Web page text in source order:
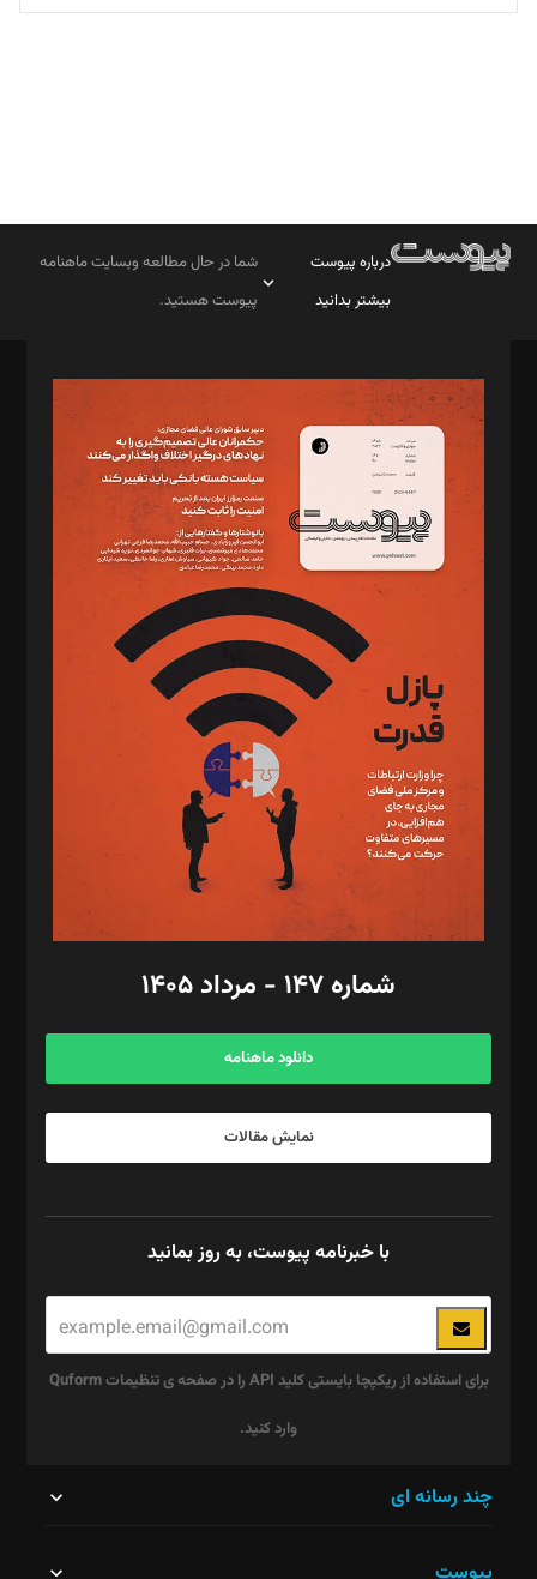
تحریریه
درباره پیوست
بیشتر بدانید
شما در حال مطالعه وبسایت ماهنامه
پیوست هستید.
مدیر مسئول: محمدباقر اثنی‌عشری
سردبیر: مهرک محمودی
دبیر تحریریه: میثم قاسمی
د‌بیر ناداستان: سمانه سمیع
د‌بیر خدمت و تجارت: ابوالفضل رجبی
د‌بیر حقوق فناوری: حسام‌الدین ایپکچی
د‌بیر پیوست جهان: مینا پاکدل
د‌بیر تحریریه آنلاین: بابک نقاش
تحریریه‌: مجتبی محمود‌ی، آرش برهمند، یسنا امان‌پور، سروش کرمیان،
مصطفی مسجدی آرانی، ابوالفضل رجبی، زهرا فکرانه، فائزه فتحی
رستمی،مصطفی باستان
ویرایش: نگار استاد‌‌آقا
طراح یونیفرم: مجید توکلی
فیلمبرداری و عکاسی: امیر شفیعی، مانی لطفی زاده
گرافیک و صفحه‌آرایی: سید‌سبحان‌علی ثابت
مد‌یر توسعه تجاری: کامبیز برید‌
امور مالی: شاپور رهبری، محمد‌ کاظمی‌نیا
آگهی و مشترکین: ۰۹۱۹۹۹۹۰۴۵۴
شماره ۱۴۷ - مرداد ۱۴۰۵
دانلود ماهنامه
نمایش مقالات
با خبرنامه پیوست، به روز بمانید
برای استفاده از ریکپچا بایستی کلید API را در صفحه ی تنظیمات Quform
وارد کنید.
نباید
چند رسانه ای